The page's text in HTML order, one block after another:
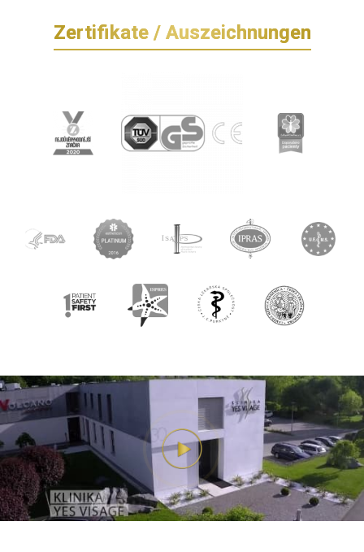
Zertifikate / Auszeichnungen